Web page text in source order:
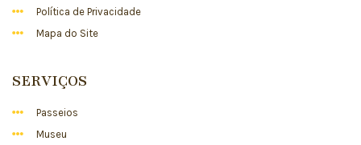
Política de Privacidade
Mapa do Site
SERVIÇOS
Passeios
Museu